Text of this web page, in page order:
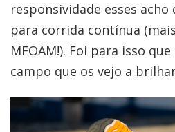
responsividade esses
para corrida contínua
MFOAM!). Foi para isso
campo que os vejo a